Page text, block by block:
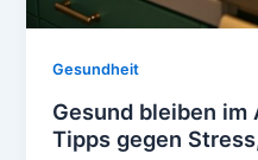
Gesundheit
Gesund bleiben im
Tipps gegen